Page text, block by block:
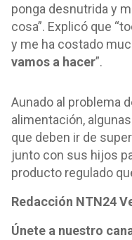
ponga desnutrida y
cosa”. Explicó que
y me ha costado
vamos a hacer”.
Aunado al problema
alimentación,
que deben ir de
junto con sus hijos
producto regulado
Redacción NTN24
Únete a nuestro